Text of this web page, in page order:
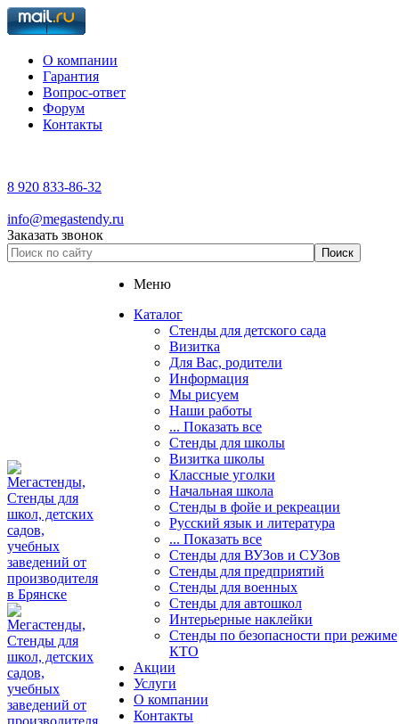
О компании
Гарантия
Вопрос-ответ
Форум
Контакты
8 920 833-86-32
info@megastendy.ru
Заказать звонок
Меню
Каталог
Стенды для детского сада
Визитка
Для Вас, родители
Информация
Мы рисуем
Наши работы
... Показать все
Стенды для школы
Визитка школы
Классные уголки
Начальная школа
Стенды в фойе и рекреации
Русский язык и литература
... Показать все
Стенды для ВУЗов и СУЗов
Стенды для предприятий
Стенды для военных
Стенды для автошкол
Интерьерные наклейки
Стенды по безопасности при режиме
КТО
Акции
Услуги
О компании
Контакты